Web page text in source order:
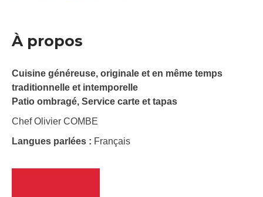
À propos
Cuisine généreuse, originale et en même temps
traditionnelle et intemporelle
Patio ombragé, Service carte et tapas
Chef Olivier COMBE
Langues parlées : Français